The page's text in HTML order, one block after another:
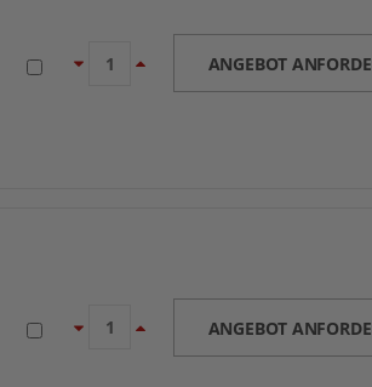
ANGEBOT
ANGEBOT